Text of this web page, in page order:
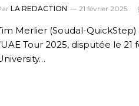
LA REDACTION 21 février 2025
Merlier (Soudal-
Tour 2025, disputée le